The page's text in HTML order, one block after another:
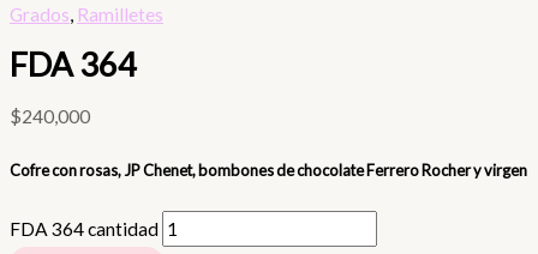
Grados, Ramilletes
FDA 364
$240,000
Cofre con rosas, JP Chenet, bombones de chocolate Ferrero Rocher y virgen
FDA 364 cantidad